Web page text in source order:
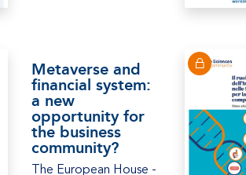
Metaverse and
financial system:
a new
opportunity for
the business
community?
The European House -